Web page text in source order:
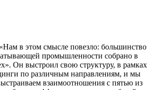
в этом смысле повезло: большинство
промышленности собрано в
Он выстроил свою структуру, в рамках
по различным направлениям, и мы
взаимоотношения с пятью из